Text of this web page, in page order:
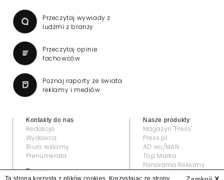
Przeczytaj wywiady z
ludźmi z branży
Przeczytaj opinie
fachowców
Poznaj raporty ze świata
reklamy i mediów
Kontakty do nas
Redakcja
Wydawca
Biuro reklamy
Prenumerata
Prawne:
Nasze produkty:
Magazyn "Press"
Press.pl
AD wo/MAN
Top Marka
Panorama Reklamy
Ta strona korzysta z plików cookies. Korzystając ze strony